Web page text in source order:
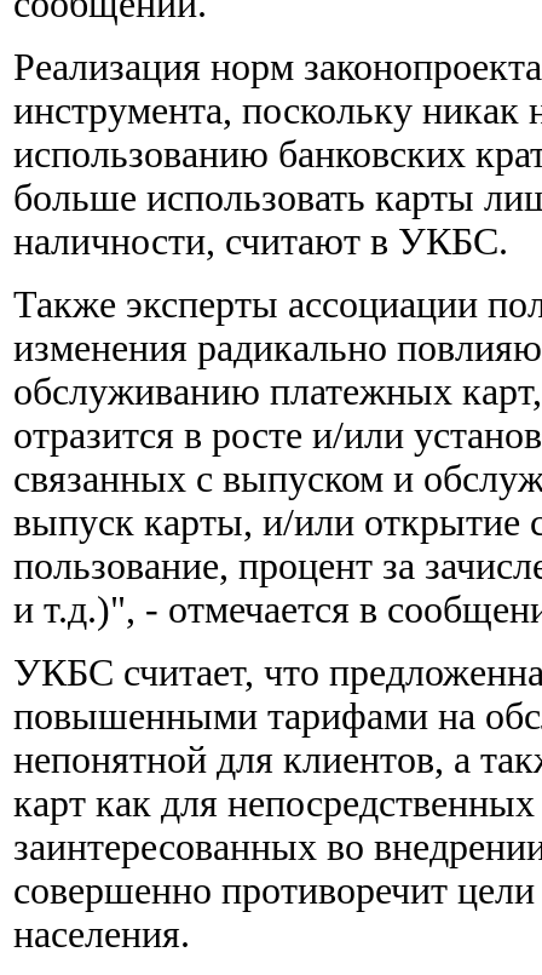
Реализация норм
инструмента, поскольку никак
использованию банковских
больше использовать карты
наличности, считают в УКБС.
Также эксперты ассоциации
изменения радикально
обслуживанию платежных
отразится в росте и/или
связанных с выпуском и
выпуск карты, и/или открытие
пользование, процент за
и т.д.)", - отмечается в
УКБС считает, что
повышенными тарифами на
непонятной для клиентов, а
карт как для
заинтересованных во
совершенно противоречит
населения.